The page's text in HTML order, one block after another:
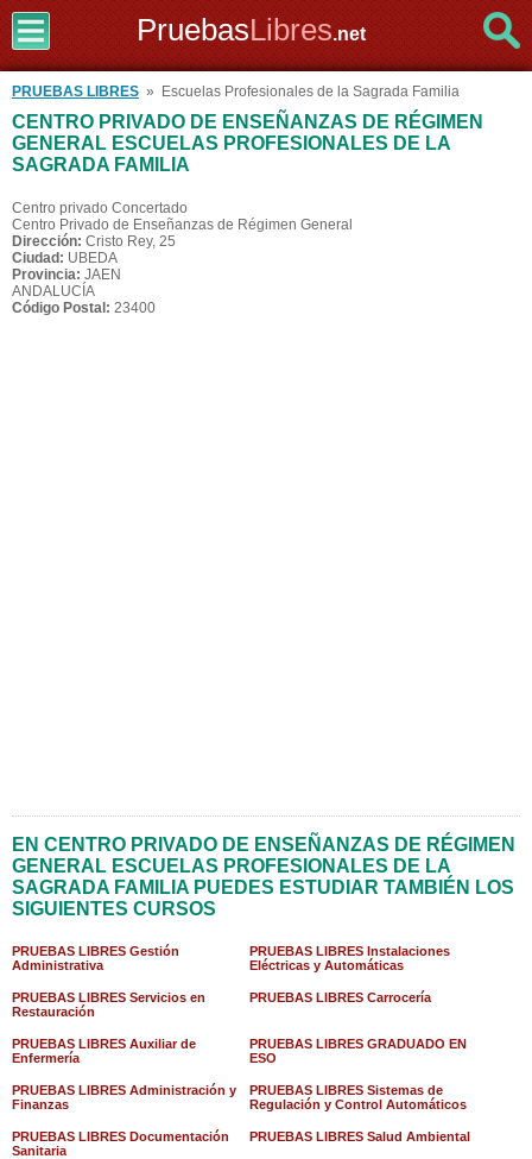
PruebasLibres.net
PRUEBAS LIBRES » Escuelas Profesionales de la Sagrada Familia
CENTRO PRIVADO DE ENSEÑANZAS DE RÉGIMEN
GENERAL ESCUELAS PROFESIONALES DE LA
SAGRADA FAMILIA
Centro privado Concertado
Centro Privado de Enseñanzas de Régimen General
Dirección: Cristo Rey, 25
Ciudad: UBEDA
Provincia: JAEN
ANDALUCÍA
Código Postal: 23400
EN CENTRO PRIVADO DE ENSEÑANZAS DE RÉGIMEN
GENERAL ESCUELAS PROFESIONALES DE LA
SAGRADA FAMILIA PUEDES ESTUDIAR TAMBIÉN LOS
SIGUIENTES CURSOS
PRUEBAS LIBRES Gestión
Administrativa
PRUEBAS LIBRES Instalaciones
Eléctricas y Automáticas
PRUEBAS LIBRES Servicios en
Restauración
PRUEBAS LIBRES Carrocería
PRUEBAS LIBRES Auxiliar de
Enfermería
PRUEBAS LIBRES GRADUADO EN
ESO
PRUEBAS LIBRES Administración y
Finanzas
PRUEBAS LIBRES Sistemas de
Regulación y Control Automáticos
PRUEBAS LIBRES Documentación
Sanitaria
PRUEBAS LIBRES Salud Ambiental